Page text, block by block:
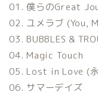
01. 僕らのGreat
02. ユメラブ (You,
03. BUBBLES &
04. Magic Touch
05. Lost in Love (
06. サマーデイズ